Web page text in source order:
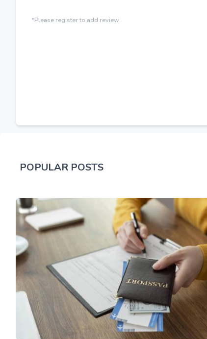
*Please register to add review
POPULAR POSTS